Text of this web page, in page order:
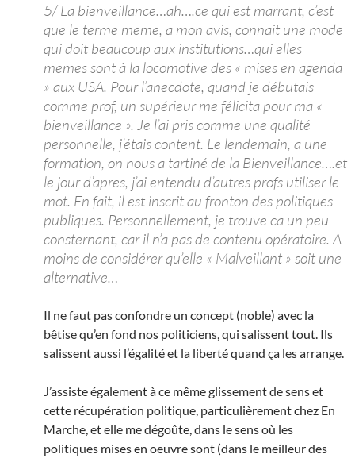
5/ La bienveillance…ah….ce qui est marrant, c’est
que le terme meme, a mon avis, connait une mode
qui doit beaucoup aux institutions…qui elles
memes sont à la locomotive des « mises en agenda
» aux USA. Pour l’anecdote, quand je débutais
comme prof, un supérieur me félicita pour ma «
bienveillance ». Je l’ai pris comme une qualité
personnelle, j’étais content. Le lendemain, a une
formation, on nous a tartiné de la Bienveillance….et
le jour d’apres, j’ai entendu d’autres profs utiliser le
mot. En fait, il est inscrit au fronton des politiques
publiques. Personnellement, je trouve ca un peu
consternant, car il n’a pas de contenu opératoire. A
moins de considérer qu’elle « Malveillant » soit une
alternative…
Il ne faut pas confondre un concept (noble) avec la
bêtise qu’en fond nos politiciens, qui salissent tout. Ils
salissent aussi l’égalité et la liberté quand ça les arrange.
J’assiste également à ce même glissement de sens et
cette récupération politique, particulièrement chez En
Marche, et elle me dégoûte, dans le sens où les
politiques mises en oeuvre sont (dans le meilleur des